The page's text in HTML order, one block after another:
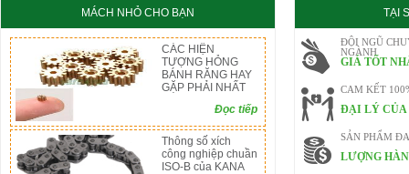
MÁCH NHỎ CHO BẠN
CÁC HIỆN
TƯỢNG HỎNG
BÁNH RĂNG HAY
GẶP PHẢI NHẤT
Đọc tiếp
Thông số xích
công nghiệp chuần
ISO-B của KANA
TẠI
ĐỘI NGŨ
NGÀNH
GIÁ TỐT
CAM KẾT
ĐẠI LÝ CỦA
SẢN PHẨM
LƯỢNG